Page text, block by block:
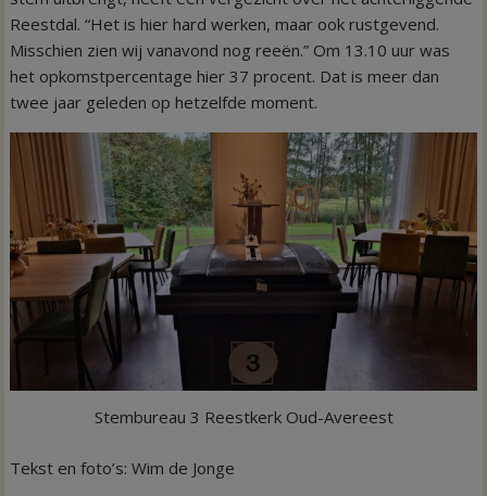
Reestdal. “Het is hier hard werken, maar ook rustgevend.
Misschien zien wij vanavond nog reeën.” Om 13.10 uur was
het opkomstpercentage hier 37 procent. Dat is meer dan
twee jaar geleden op hetzelfde moment.
Stembureau 3 Reestkerk Oud-Avereest
Tekst en foto’s: Wim de Jonge